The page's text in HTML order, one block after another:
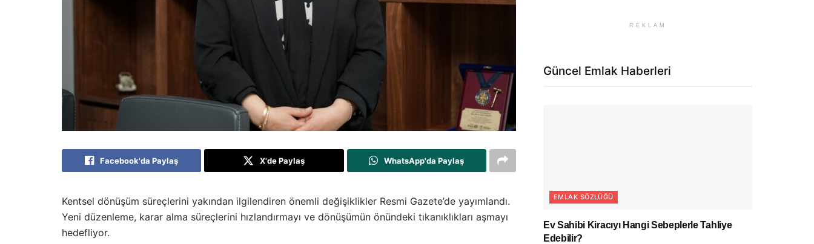
Facebook'da Paylaş X'de Paylaş WhatsApp'da Paylaş
Kentsel dönüşüm süreçlerini yakından ilgilendiren önemli değişiklikler Resmi Gazete’de yayımlandı.
Yeni düzenleme, karar alma süreçlerini hızlandırmayı ve dönüşümün önündeki tıkanıklıkları aşmayı
hedefliyor.
REKLAM
Güncel Emlak Haberleri
EMLAK SÖZLÜĞÜ
Ev Sahibi Kiracıyı Hangi Sebeplerle Tahliye
Edebilir?